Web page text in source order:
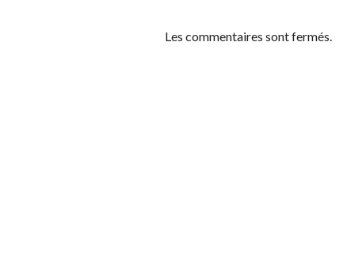
Les commentaires sont fermés.